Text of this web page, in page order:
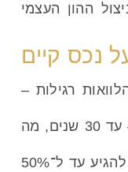
ההון העצמי
נכס קיים
רגילות –
– עד 30 שנים, מה
– ניתן להגיע עד ל־50%